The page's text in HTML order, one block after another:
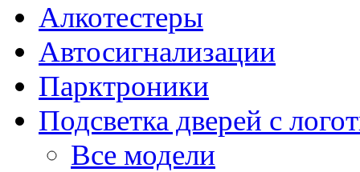
Алкотестеры
Автосигнализации
Парктроники
Подсветка дверей с
Все модели